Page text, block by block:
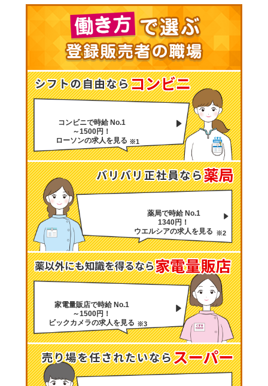
コンビニで時給 No.1
～1500円！
ローソンの求人を見る ※1
薬局で時給 No.1
1340円！
ウエルシアの求人を見る ※2
家電量販店で時給 No.1
～1500円！
ビックカメラの求人を見る ※3